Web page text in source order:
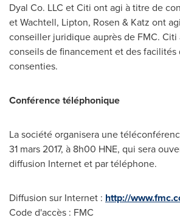
Dyal Co. LLC et Citi ont agi à titre de
et Wachtell, Lipton, Rosen & Katz ont
conseiller juridique auprès de FMC. Citi
conseils de financement et des facilités
consenties.
Conférence téléphonique
La société organisera une
31 mars 2017, à 8h00 HNE, qui sera
diffusion Internet et par téléphone.
Diffusion sur Internet : http://
Code d'accès : FMC